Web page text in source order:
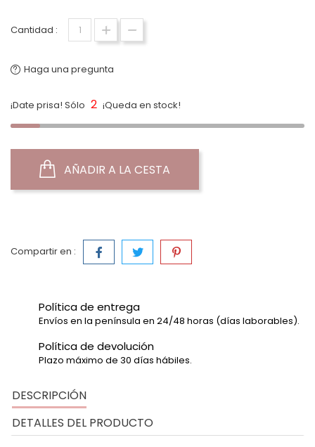
Cantidad :
Haga una pregunta
¡Date prisa! Sólo 2 ¡Queda en stock!
AÑADIR A LA CESTA
Compartir en :
Política de entrega
Envíos en la península en 24/48 horas (días laborables).
Política de devolución
Plazo máximo de 30 días hábiles.
DESCRIPCIÓN
DETALLES DEL PRODUCTO